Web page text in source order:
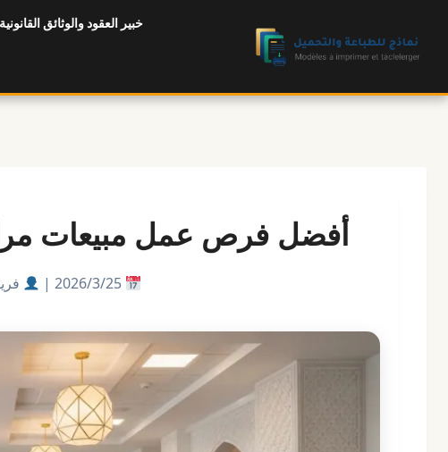
المحتوى
خبير العقود والوثائق القانونية
أفضل فرص عمل مبيعات